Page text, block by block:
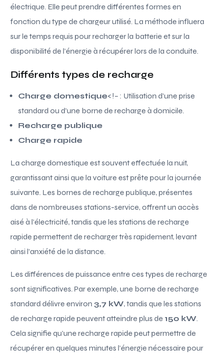
électrique. Elle peut prendre différentes formes en
fonction du type de chargeur utilisé. La méthode influera
sur le temps requis pour recharger la batterie et sur la
disponibilité de l’énergie à récupérer lors de la conduite.
Différents types de recharge
Charge domestique<!– : Utilisation d’une prise
standard ou d’une borne de recharge à domicile.
Recharge publique
Charge rapide
La charge domestique est souvent effectuée la nuit,
garantissant ainsi que la voiture est prête pour la journée
suivante. Les bornes de recharge publique, présentes
dans de nombreuses stations-service, offrent un accès
aisé à l’électricité, tandis que les stations de recharge
rapide permettent de recharger très rapidement, levant
ainsi l’anxiété de la distance.
Les différences de puissance entre ces types de recharge
sont significatives. Par exemple, une borne de recharge
standard délivre environ 3,7 kW, tandis que les stations
de recharge rapide peuvent atteindre plus de 150 kW.
Cela signifie qu’une recharge rapide peut permettre de
récupérer en quelques minutes l’énergie nécessaire pour